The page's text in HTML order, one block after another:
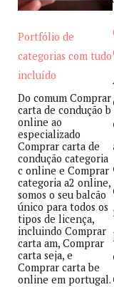
Portfólio de
categorias com tudo
incluído
Do comum Comprar
carta de condução b
online ao
especializado
Comprar carta de
condução categoria
c online e Comprar
categoria a2 online,
somos o seu balcão
único para todos os
tipos de licença,
incluindo Comprar
carta am, Comprar
carta seja, e
Comprar carta be
online em portugal.